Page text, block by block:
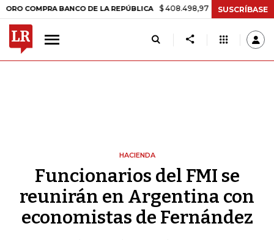
BANCO DE LA REPÚBLICA $ 408.498,97 +$ 8.753,81 +2,19%
SUSCRÍBASE
HACIENDA
Funcionarios del FMI se
reunirán en Argentina con
economistas de Fernández